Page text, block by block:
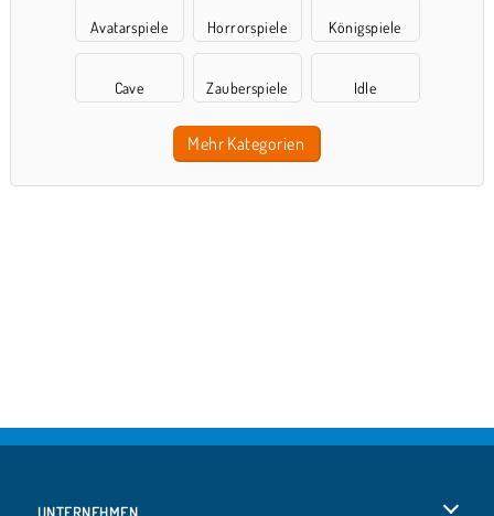
Avatarspiele Horrorspiele Königspiele
Cave Zauberspiele Idle
Mehr Kategorien
UNTERNEHMEN